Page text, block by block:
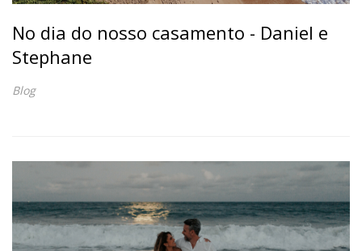
No dia do nosso casamento - Daniel e
Stephane
Blog